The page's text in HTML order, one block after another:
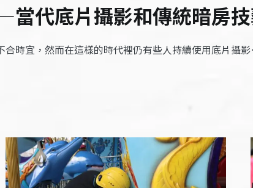
當代底片攝影和傳統暗房
時宜，然而在這樣的時代裡仍有些人持續使用底片攝